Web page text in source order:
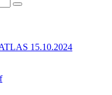
15.10.2024